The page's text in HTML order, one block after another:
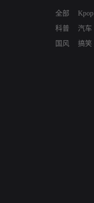
全部
科普
国风
Kpop
汽车
搞笑